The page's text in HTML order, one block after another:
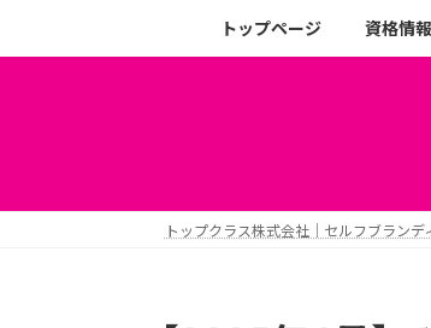
トップページ 資格情
トップクラス株式会社｜セルフブラン